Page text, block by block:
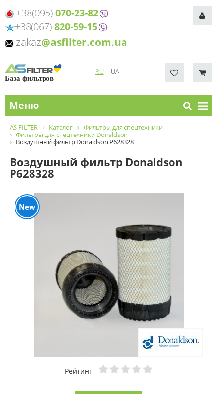
+38(095)070-23-82
+38(067)820-59-15
zakaz@asfilter.com.ua
База фильтров
RU| UA
Меню
AS FILTER Каталог
Фильтры для спецтехники
Фильтры для спецтехники Donaldson
Воздушный фильтр Donaldson P628328
Воздушный фильтр Donaldson
P628328
New
Рейтинг: